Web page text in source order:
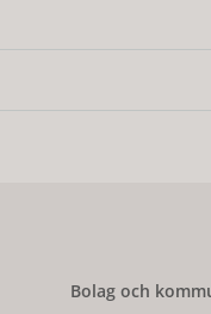
Bolag och